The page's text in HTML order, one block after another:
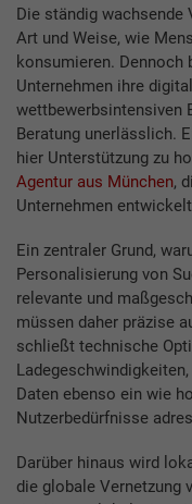
Die ständig wachsende
Art und Weise, wie
konsumieren. Dennoch
Unternehmen ihre
wettbewerbsintensiven
Beratung unerlässlich.
hier Unterstützung zu
Agentur aus München,
Unternehmen
Ein zentraler Grund,
Personalisierung von
relevante und
müssen daher präzise
schließt technische
Daten ebenso ein wie
Nutzerbedürfnisse
Darüber hinaus wird
die globale Vernetzung